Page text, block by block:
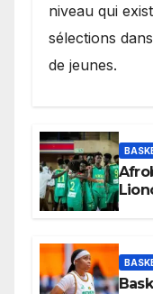
niveau qui
sélections
de jeunes.